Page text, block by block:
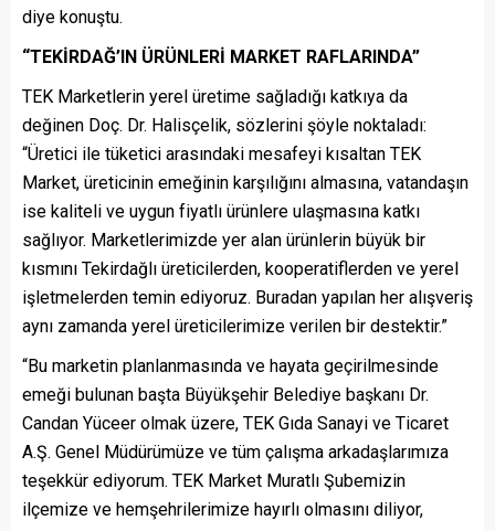
diye konuştu.
“TEKİRDAĞ’IN ÜRÜNLERİ MARKET RAFLARINDA”
TEK Marketlerin yerel üretime sağladığı katkıya da
değinen Doç. Dr. Halisçelik, sözlerini şöyle noktaladı:
“Üretici ile tüketici arasındaki mesafeyi kısaltan TEK
Market, üreticinin emeğinin karşılığını almasına, vatandaşın
ise kaliteli ve uygun fiyatlı ürünlere ulaşmasına katkı
sağlıyor. Marketlerimizde yer alan ürünlerin büyük bir
kısmını Tekirdağlı üreticilerden, kooperatiflerden ve yerel
işletmelerden temin ediyoruz. Buradan yapılan her alışveriş
aynı zamanda yerel üreticilerimize verilen bir destektir.”
“Bu marketin planlanmasında ve hayata geçirilmesinde
emeği bulunan başta Büyükşehir Belediye başkanı Dr.
Candan Yüceer olmak üzere, TEK Gıda Sanayi ve Ticaret
A.Ş. Genel Müdürümüze ve tüm çalışma arkadaşlarımıza
teşekkür ediyorum. TEK Market Muratlı Şubemizin
ilçemize ve hemşehrilerimize hayırlı olmasını diliyor,